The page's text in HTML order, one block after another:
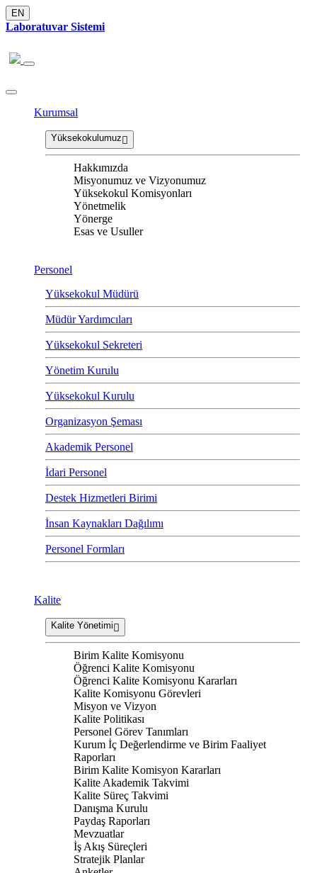
EN
Laboratuvar Sistemi
Kurumsal
Yüksekokulumuz
Hakkımızda
Misyonumuz ve Vizyonumuz
Yüksekokul Komisyonları
Yönetmelik
Yönerge
Esas ve Usuller
Personel
Yüksekokul Müdürü
Müdür Yardımcıları
Yüksekokul Sekreteri
Yönetim Kurulu
Yüksekokul Kurulu
Organizasyon Şeması
Akademik Personel
İdari Personel
Destek Hizmetleri Birimi
İnsan Kaynakları Dağılımı
Personel Formları
Kalite
Kalite Yönetimi
Birim Kalite Komisyonu
Öğrenci Kalite Komisyonu
Öğrenci Kalite Komisyonu Kararları
Kalite Komisyonu Görevleri
Misyon ve Vizyon
Kalite Politikası
Personel Görev Tanımları
Kurum İç Değerlendirme ve Birim Faaliyet
Raporları
Birim Kalite Komisyon Kararları
Kalite Akademik Takvimi
Kalite Süreç Takvimi
Danışma Kurulu
Paydaş Raporları
Mevzuatlar
İş Akış Süreçleri
Stratejik Planlar